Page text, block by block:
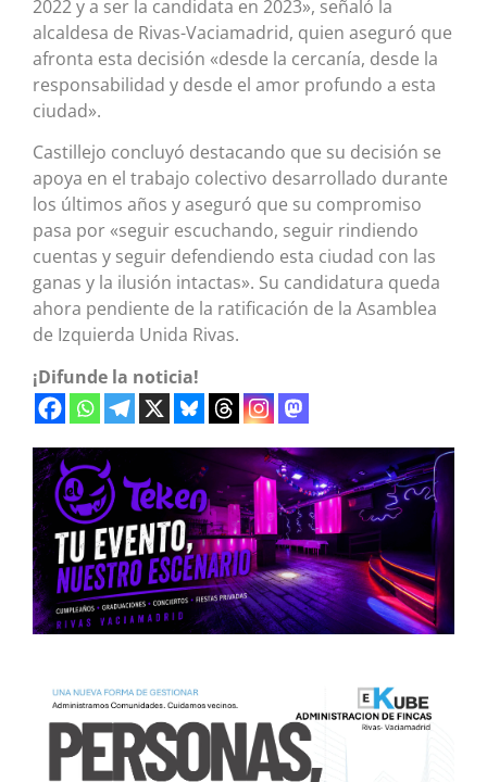
2022 y a ser la candidata en 2023», señaló la
alcaldesa de Rivas-Vaciamadrid, quien aseguró que
afronta esta decisión «desde la cercanía, desde la
responsabilidad y desde el amor profundo a esta
ciudad».
Castillejo concluyó destacando que su decisión se
apoya en el trabajo colectivo desarrollado durante
los últimos años y aseguró que su compromiso
pasa por «seguir escuchando, seguir rindiendo
cuentas y seguir defendiendo esta ciudad con las
ganas y la ilusión intactas». Su candidatura queda
ahora pendiente de la ratificación de la Asamblea
de Izquierda Unida Rivas.
¡Difunde la noticia!